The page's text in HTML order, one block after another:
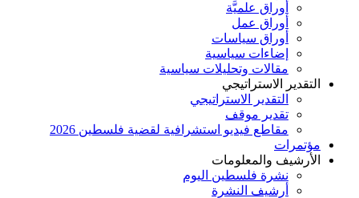
أوراق علميَّة
أوراق عمل
أوراق سياسات
إضاءات سياسية
مقالات وتحليلات سياسية
التقدير الاستراتيجي
التقدير الاستراتيجي
تقدير موقف
مقاطع فيديو استشرافية لقضية فلسطين 2026
مؤتمرات
الأرشيف والمعلومات
نشرة فلسطين اليوم
أرشيف النشرة